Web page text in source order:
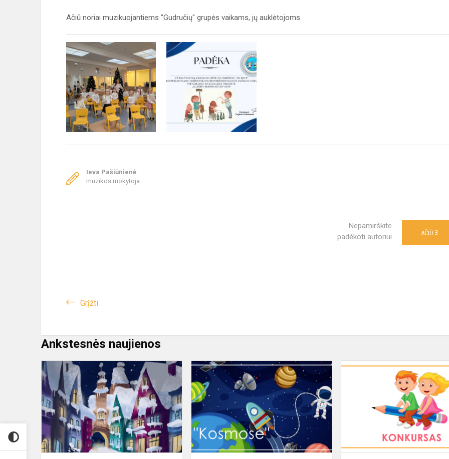
Ačiū noriai muzikuojantiems "Gudručių" grupės vaikams, jų auklėtojoms.
Ieva Pašiūnienė
muzikos mokytoja
Nepamirškite
padėkoti autoriui
AČIŪ 3
Grįžti
Ankstesnės naujienos